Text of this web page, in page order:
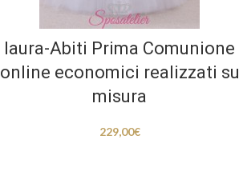
laura-Abiti Prima Comunione
online economici realizzati su
misura
229,00€